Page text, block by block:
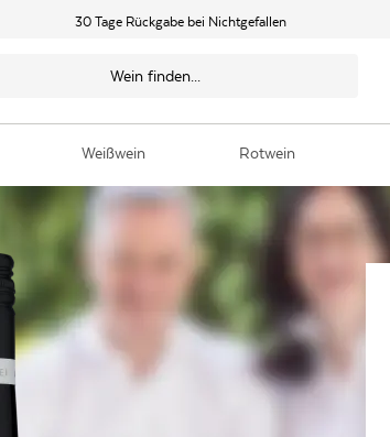
30 Tage Rückgabe bei Nichtgefallen
Weißwein Rotwein